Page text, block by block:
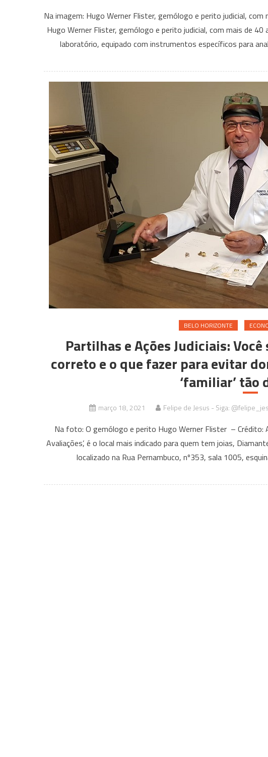
Na imagem: Hugo Werner Flister, gemólogo e perito judicial,
Hugo Werner Flister, gemólogo e perito judicial, com mais de
laboratório, equipado com instrumentos específicos para
BELO HORIZONTE
Partilhas e Ações Judiciais:
correto e o que fazer para evitar
‘familiar’ tão
março 18, 2021 Felipe de Jesus - Siga:
Na foto: O gemólogo e perito Hugo Werner Flister – Crédito:
Avaliações’, é o local mais indicado para quem tem joias,
localizado na Rua Pernambuco, nº353, sala 1005,